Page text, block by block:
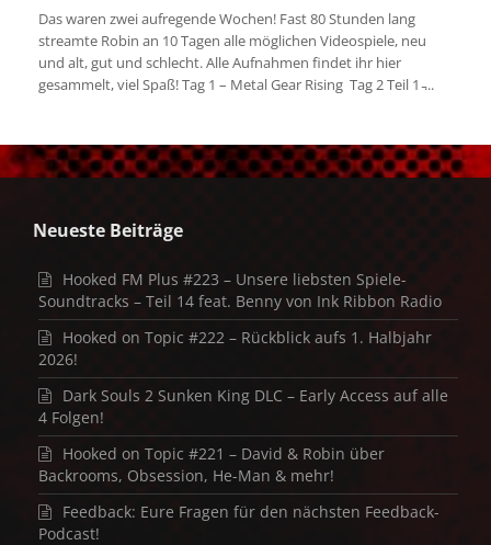
Jobs
Das waren zwei aufregende Wochen! Fast 80 Stunden lang
streamte Robin an 10 Tagen alle möglichen Videospiele, neu
und alt, gut und schlecht. Alle Aufnahmen findet ihr hier
gesammelt, viel Spaß! Tag 1 – Metal Gear Rising Tag 2 Teil 1 ̵...
Neueste Beiträge
Hooked FM Plus #223 – Unsere liebsten Spiele-
Soundtracks – Teil 14 feat. Benny von Ink Ribbon Radio
Hooked on Topic #222 – Rückblick aufs 1. Halbjahr
2026!
Dark Souls 2 Sunken King DLC – Early Access auf alle
4 Folgen!
Hooked on Topic #221 – David & Robin über
Backrooms, Obsession, He-Man & mehr!
Feedback: Eure Fragen für den nächsten Feedback-
Podcast!